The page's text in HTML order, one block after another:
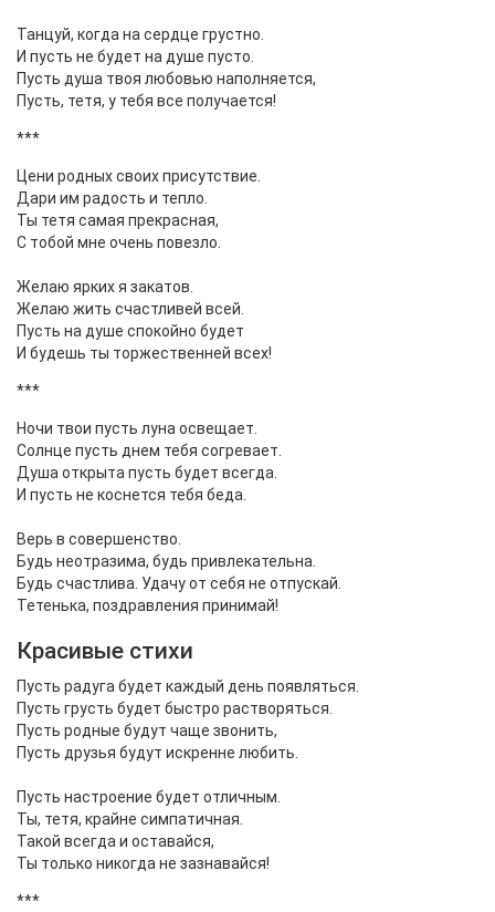
Танцуй, когда на сердце грустно.
И пусть не будет на душе пусто.
Пусть душа твоя любовью наполняется,
Пусть, тетя, у тебя все получается!
***
Цени родных своих присутствие.
Дари им радость и тепло.
Ты тетя самая прекрасная,
С тобой мне очень повезло.
Желаю ярких я закатов.
Желаю жить счастливей всей.
Пусть на душе спокойно будет
И будешь ты торжественней всех!
***
Ночи твои пусть луна освещает.
Солнце пусть днем тебя согревает.
Душа открыта пусть будет всегда.
И пусть не коснется тебя беда.
Верь в совершенство.
Будь неотразима, будь привлекательна.
Будь счастлива. Удачу от себя не отпускай.
Тетенька, поздравления принимай!
Красивые стихи
Пусть радуга будет каждый день появляться.
Пусть грусть будет быстро растворяться.
Пусть родные будут чаще звонить,
Пусть друзья будут искренне любить.
Пусть настроение будет отличным.
Ты, тетя, крайне симпатичная.
Такой всегда и оставайся,
Ты только никогда не зазнавайся!
***